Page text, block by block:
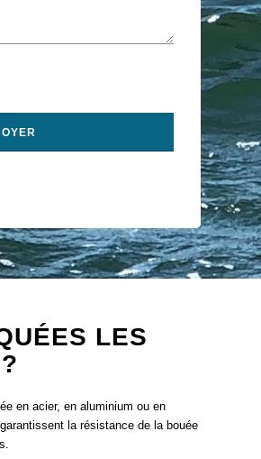
LES
en acier, en aluminium ou en
la résistance de la bouée